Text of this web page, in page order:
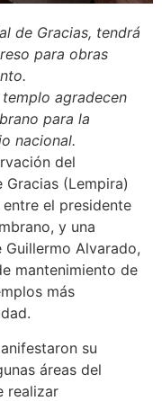
de Gracias, tendrá
para obras
agradecen
para la
nacional.
del
(Lempira)
el presidente
y una
Alvarado,
mantenimiento de
más
su
áreas del
realizar